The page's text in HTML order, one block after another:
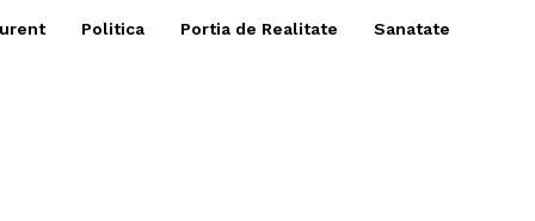
Politica Portia de Realitate Sanatate